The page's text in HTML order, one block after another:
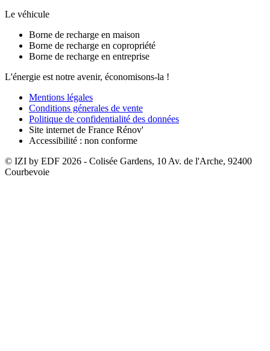
Le véhicule
Borne de recharge en maison
Borne de recharge en copropriété
Borne de recharge en entreprise
L'énergie est notre avenir, économisons-la !
Mentions légales
Conditions génerales de vente
Politique de confidentialité des données
Site internet de France Rénov'
Accessibilité : non conforme
© IZI by EDF 2026 - Colisée Gardens, 10 Av. de l'Arche, 92400
Courbevoie